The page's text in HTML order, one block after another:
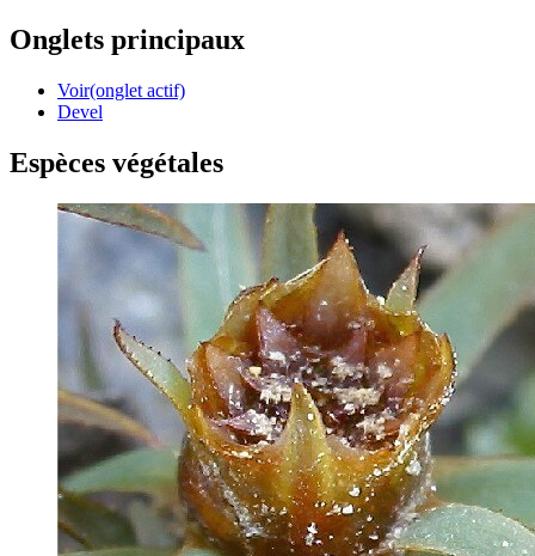
Onglets principaux
Voir(onglet actif)
Devel
Espèces végétales